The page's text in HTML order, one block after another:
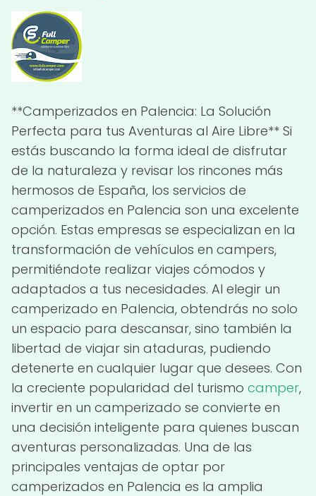
**Camperizados en Palencia: La Solución
Perfecta para tus Aventuras al Aire Libre** Si
estás buscando la forma ideal de disfrutar
de la naturaleza y revisar los rincones más
hermosos de España, los servicios de
camperizados en Palencia son una excelente
opción. Estas empresas se especializan en la
transformación de vehículos en campers,
permitiéndote realizar viajes cómodos y
adaptados a tus necesidades. Al elegir un
camperizado en Palencia, obtendrás no solo
un espacio para descansar, sino también la
libertad de viajar sin ataduras, pudiendo
detenerte en cualquier lugar que desees. Con
la creciente popularidad del turismo camper,
invertir en un camperizado se convierte en
una decisión inteligente para quienes buscan
aventuras personalizadas. Una de las
principales ventajas de optar por
camperizados en Palencia es la amplia